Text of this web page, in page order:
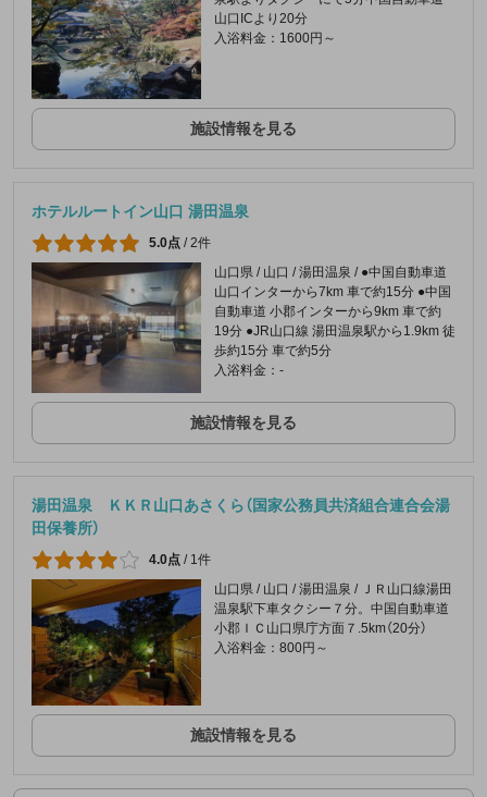
山口ICより20分
入浴料金：1600円～
施設情報を見る
ホテルルートイン山口 湯田温泉
5.0点 / 2件
山口県 / 山口 / 湯田温泉 / ●中国自動車道
山口インターから7km 車で約15分 ●中国
自動車道 小郡インターから9km 車で約
19分 ●JR山口線 湯田温泉駅から1.9km 徒
歩約15分 車で約5分
入浴料金：-
施設情報を見る
湯田温泉 ＫＫＲ山口あさくら（国家公務員共済組合連合会湯
田保養所）
4.0点 / 1件
山口県 / 山口 / 湯田温泉 / ＪＲ山口線湯田
温泉駅下車タクシー７分。中国自動車道
小郡ＩＣ山口県庁方面７.5km（20分）
入浴料金：800円～
施設情報を見る